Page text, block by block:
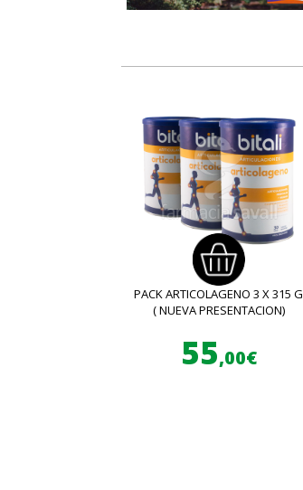
PACK ARTICOLAGENO 3 X 315 G
( NUEVA PRESENTACION)
55,00€